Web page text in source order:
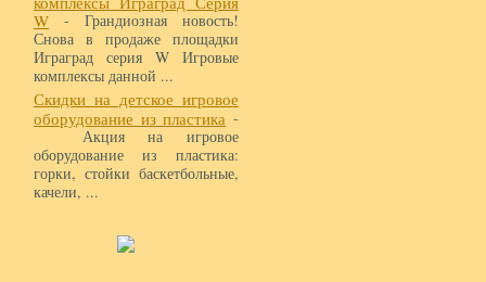
W - Грандиозная новость!
Снова в продаже площадки
Играград серия W Игровые
комплексы данной ...
Скидки на детское игровое
оборудование из пластика -
Акция на игровое
оборудование из пластика:
горки, стойки баскетбольные,
качели, ...